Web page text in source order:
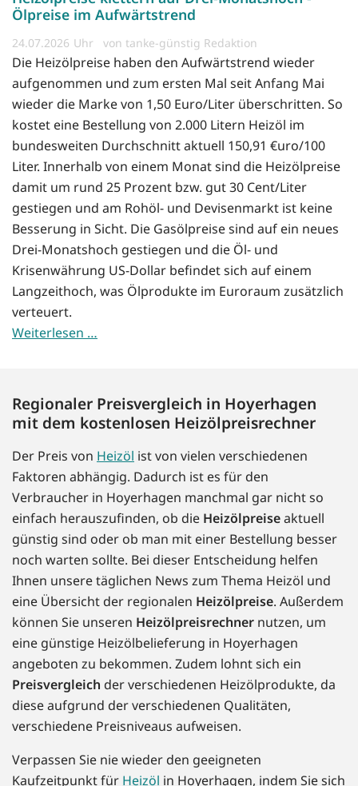
Ölpreise im Aufwärtstrend
24.07.2026 von tanke-günstig Redaktion
Die Heizölpreise haben den Aufwärtstrend wieder
aufgenommen und zum ersten Mal seit Anfang Mai
wieder die Marke von 1,50 Euro/Liter überschritten. So
kostet eine Bestellung von 2.000 Litern Heizöl im
bundesweiten Durchschnitt aktuell 150,91 €uro/100
Liter. Innerhalb von einem Monat sind die Heizölpreise
damit um rund 25 Prozent bzw. gut 30 Cent/Liter
gestiegen und am Rohöl- und Devisenmarkt ist keine
Besserung in Sicht. Die Gasölpreise sind auf ein neues
Drei-Monatshoch gestiegen und die Öl- und
Krisenwährung US-Dollar befindet sich auf einem
Langzeithoch, was Ölprodukte im Euroraum zusätzlich
verteuert.
Weiterlesen …
Regionaler Preisvergleich in Hoyerhagen
mit dem kostenlosen Heizölpreisrechner
Der Preis von Heizöl ist von vielen verschiedenen
Faktoren abhängig. Dadurch ist es für den
Verbraucher in Hoyerhagen manchmal gar nicht so
einfach herauszufinden, ob die Heizölpreiseaktuell
günstig sind oder ob man mit einer Bestellung besser
noch warten sollte. Bei dieser Entscheidung helfen
Ihnen unsere täglichen News zum Thema Heizöl und
eine Übersicht der regionalen Heizölpreise. Außerdem
können Sie unseren Heizölpreisrechner nutzen, um
eine günstige Heizölbelieferung in Hoyerhagen
angeboten zu bekommen. Zudem lohnt sich ein
Preisvergleich der verschiedenen Heizölprodukte, da
diese aufgrund der verschiedenen Qualitäten,
verschiedene Preisniveaus aufweisen.
Verpassen Sie nie wieder den geeigneten
Kaufzeitpunkt für Heizöl in Hoyerhagen, indem Sie sich